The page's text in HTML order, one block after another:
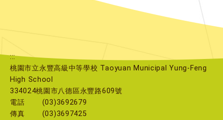
:::
桃園市立永豐高級中等學校 Taoyuan Municipal Yung-Feng
High School
334024桃園市八德區永豐路609號
電話
(03)3692679
傳真
(03)3697425